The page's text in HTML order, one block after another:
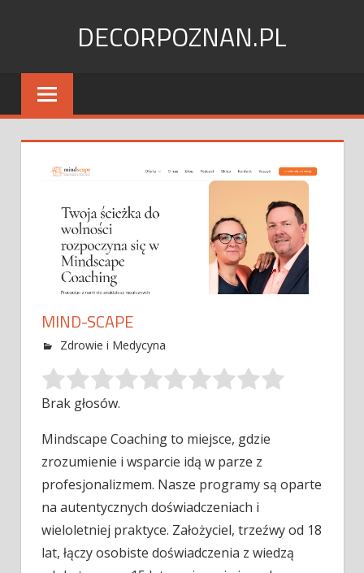
DECORPOZNAN.PL
MIND-SCAPE
Zdrowie i Medycyna
Brak głosów.
Mindscape Coaching to miejsce, gdzie
zrozumienie i wsparcie idą w parze z
profesjonalizmem. Nasze programy są oparte
na autentycznych doświadczeniach i
wieloletniej praktyce. Założyciel, trzeźwy od 18
lat, łączy osobiste doświadczenia z wiedzą